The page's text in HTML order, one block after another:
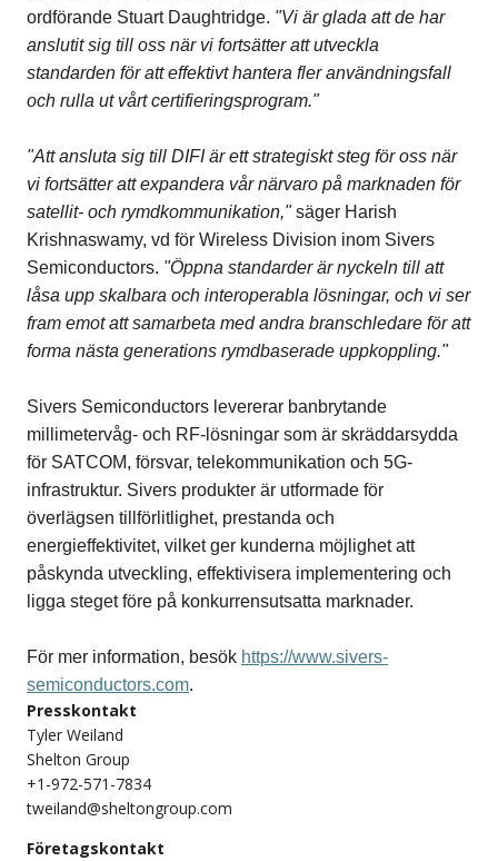
ordförande Stuart Daughtridge. "Vi är glada att de har
anslutit sig till oss när vi fortsätter att utveckla
standarden för att effektivt hantera fler användningsfall
och rulla ut vårt certifieringsprogram."
"Att ansluta sig till DIFI är ett strategiskt steg för oss när
vi fortsätter att expandera vår närvaro på marknaden för
satellit- och rymdkommunikation,"säger Harish
Krishnaswamy, vd för Wireless Division inom Sivers
Semiconductors. "Öppna standarder är nyckeln till att
låsa upp skalbara och interoperabla lösningar, och vi ser
fram emot att samarbeta med andra branschledare för att
forma nästa generations rymdbaserade uppkoppling."
Sivers Semiconductors levererar banbrytande
millimetervåg- och RF-lösningar som är skräddarsydda
för SATCOM, försvar, telekommunikation och 5G-
infrastruktur. Sivers produkter är utformade för
överlägsen tillförlitlighet, prestanda och
energieffektivitet, vilket ger kunderna möjlighet att
påskynda utveckling, effektivisera implementering och
ligga steget före på konkurrensutsatta marknader.
För mer information, besök https://www.sivers-
semiconductors.com.
Presskontakt
Tyler Weiland
Shelton Group
+1-972-571-7834
tweiland@sheltongroup.com
Företagskontakt